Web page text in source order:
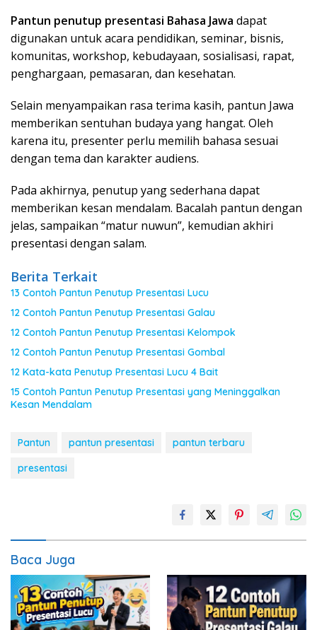
Pantun penutup presentasi Bahasa Jawa dapat
digunakan untuk acara pendidikan, seminar, bisnis,
komunitas, workshop, kebudayaan, sosialisasi, rapat,
penghargaan, pemasaran, dan kesehatan.
Selain menyampaikan rasa terima kasih, pantun Jawa
memberikan sentuhan budaya yang hangat. Oleh
karena itu, presenter perlu memilih bahasa sesuai
dengan tema dan karakter audiens.
Pada akhirnya, penutup yang sederhana dapat
memberikan kesan mendalam. Bacalah pantun dengan
jelas, sampaikan “matur nuwun”, kemudian akhiri
presentasi dengan salam.
Berita Terkait
13 Contoh Pantun Penutup Presentasi Lucu
12 Contoh Pantun Penutup Presentasi Galau
12 Contoh Pantun Penutup Presentasi Kelompok
12 Contoh Pantun Penutup Presentasi Gombal
12 Kata-kata Penutup Presentasi Lucu 4 Bait
15 Contoh Pantun Penutup Presentasi yang Meninggalkan
Kesan Mendalam
Pantun pantun presentasi
pantun terbaru
presentasi
Baca Juga